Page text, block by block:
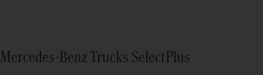
Mercedes‑Benz Trucks SelectPlus